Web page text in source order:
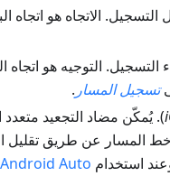
التسجيل. الاتجاه هو
التسجيل. التوجيه هو
تسجيل المسار .
). يُمكّن مضاد التجعيد
المسار عن طريق تقليل
استخدام Android Auto